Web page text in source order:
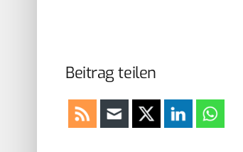
Beitrag teilen